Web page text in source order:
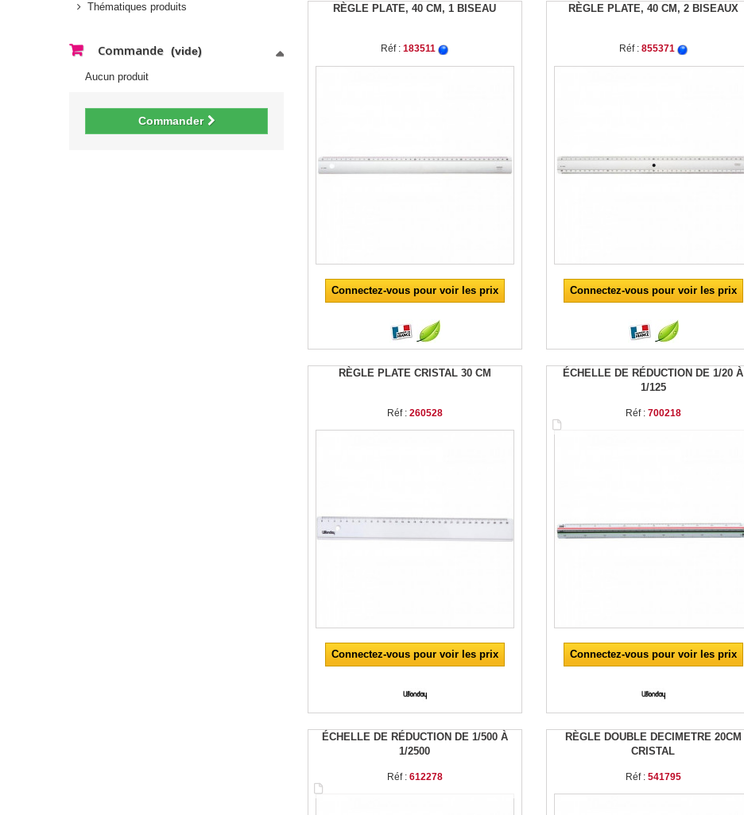
Thématiques produits
Commande (vide)
Aucun produit
Commander
RÈGLE PLATE, 40 CM, 1 BISEAU
Réf :183511
Connectez-vous pour voir les prix
RÈGLE PLATE, 40 CM, 2 BISEAUX
Réf : 855371
Connectez-vous pour voir les prix
RÈGLE PLATE CRISTAL 30 CM
Réf : 260528
Connectez-vous pour voir les prix
ÉCHELLE DE RÉDUCTION DE 1/20 À
1/125
Réf : 700218
Connectez-vous pour voir les prix
ÉCHELLE DE RÉDUCTION DE 1/500 À
1/2500
Réf : 612278
RÈGLE DOUBLE DECIMETRE 20CM
CRISTAL
Réf : 541795